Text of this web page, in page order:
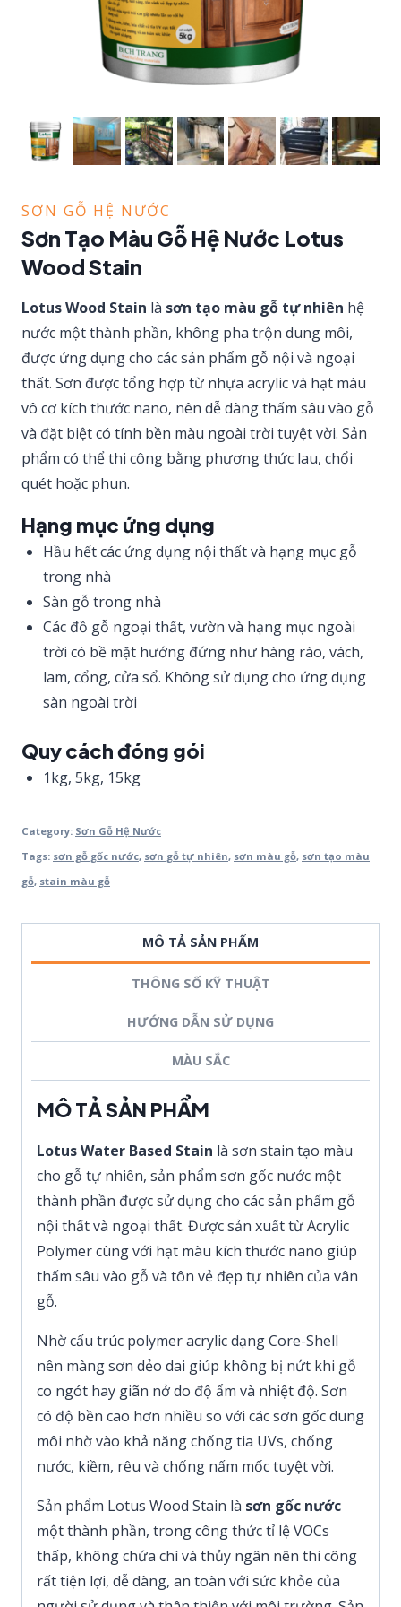
SƠN GỖ HỆ NƯỚC
Sơn Tạo Màu Gỗ Hệ Nước Lotus
Wood Stain
Lotus Wood Stain là sơn tạo màu gỗ tự nhiên hệ
nước một thành phần, không pha trộn dung môi,
được ứng dụng cho các sản phẩm gỗ nội và ngoại
thất. Sơn được tổng hợp từ nhựa acrylic và hạt màu
vô cơ kích thước nano, nên dễ dàng thấm sâu vào gỗ
và đặt biệt có tính bền màu ngoài trời tuyệt vời. Sản
phẩm có thể thi công bằng phương thức lau, chổi
quét hoặc phun.
Hạng mục ứng dụng
Hầu hết các ứng dụng nội thất và hạng mục gỗ
trong nhà
Sàn gỗ trong nhà
Các đồ gỗ ngoại thất, vườn và hạng mục ngoài
trời có bề mặt hướng đứng như hàng rào, vách,
lam, cổng, cửa sổ. Không sử dụng cho ứng dụng
sàn ngoài trời
Quy cách đóng gói
1kg, 5kg, 15kg
Category: Sơn Gỗ Hệ Nước
Tags: sơn gỗ gốc nước, sơn gỗ tự nhiên, sơn màu gỗ, sơn tạo màu
gỗ, stain màu gỗ
MÔ TẢ SẢN PHẨM
THÔNG SỐ KỸ THUẬT
HƯỚNG DẪN SỬ DỤNG
MÀU SẮC
MÔ TẢ SẢN PHẨM
Lotus Water Based Stain là sơn stain tạo màu
cho gỗ tự nhiên, sản phẩm sơn gốc nước một
thành phần được sử dụng cho các sản phẩm gỗ
nội thất và ngoại thất. Được sản xuất từ Acrylic
Polymer cùng với hạt màu kích thước nano giúp
thấm sâu vào gỗ và tôn vẻ đẹp tự nhiên của vân
gỗ.
Nhờ cấu trúc polymer acrylic dạng Core-Shell
nên màng sơn dẻo dai giúp không bị nứt khi gỗ
co ngót hay giãn nở do độ ẩm và nhiệt độ. Sơn
có độ bền cao hơn nhiều so với các sơn gốc dung
môi nhờ vào khả năng chống tia UVs, chống
nước, kiềm, rêu và chống nấm mốc tuyệt vời.
Sản phẩm Lotus Wood Stain là sơn gốc nước
một thành phần, trong công thức tỉ lệ VOCs
thấp, không chứa chì và thủy ngân nên thi công
rất tiện lợi, dễ dàng, an toàn với sức khỏe của